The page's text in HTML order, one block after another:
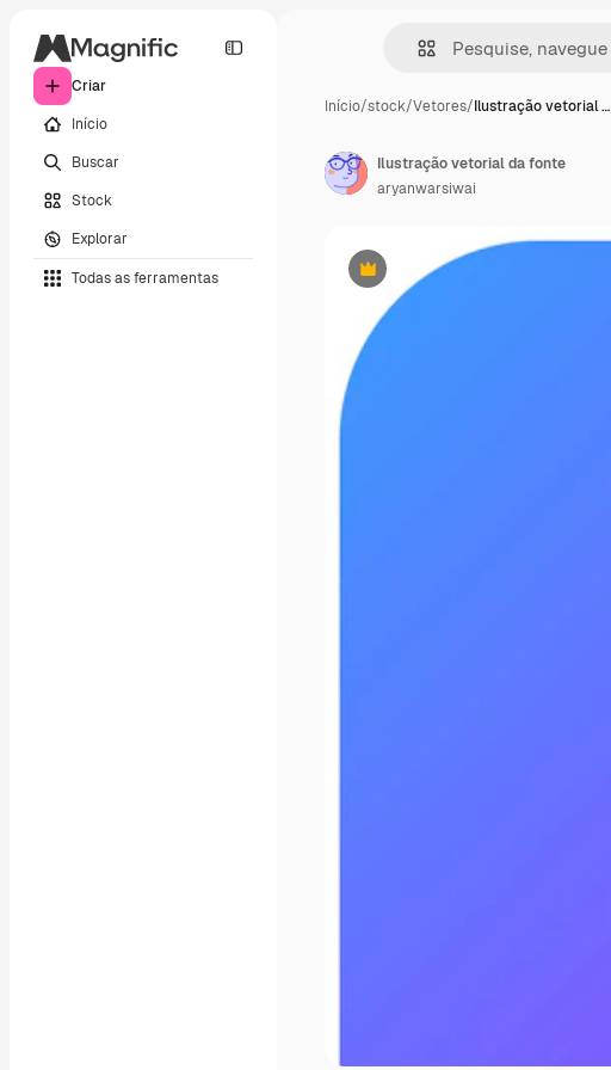
Criar
Início
Buscar
Stock
Explorar
Todas as ferramentas
Início/stock/Vetores/Ilustração vetorial …
Premium
Ilustração vetorial da fonte
aryanwarsiwai